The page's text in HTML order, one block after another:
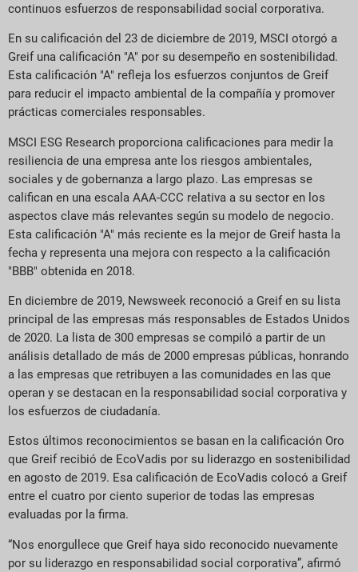
continuos esfuerzos de responsabilidad social corporativa.
En su calificación del 23 de diciembre de 2019, MSCI otorgó a
Greif una calificación "A" por su desempeño en sostenibilidad.
Esta calificación "A" refleja los esfuerzos conjuntos de Greif
para reducir el impacto ambiental de la compañía y promover
prácticas comerciales responsables.
MSCI ESG Research proporciona calificaciones para medir la
resiliencia de una empresa ante los riesgos ambientales,
sociales y de gobernanza a largo plazo. Las empresas se
califican en una escala AAA-CCC relativa a su sector en los
aspectos clave más relevantes según su modelo de negocio.
Esta calificación "A" más reciente es la mejor de Greif hasta la
fecha y representa una mejora con respecto a la calificación
"BBB" obtenida en 2018.
En diciembre de 2019, Newsweek reconoció a Greif en su lista
principal de las empresas más responsables de Estados Unidos
de 2020. La lista de 300 empresas se compiló a partir de un
análisis detallado de más de 2000 empresas públicas, honrando
a las empresas que retribuyen a las comunidades en las que
operan y se destacan en la responsabilidad social corporativa y
los esfuerzos de ciudadanía.
Estos últimos reconocimientos se basan en la calificación Oro
que Greif recibió de EcoVadis por su liderazgo en sostenibilidad
en agosto de 2019. Esa calificación de EcoVadis colocó a Greif
entre el cuatro por ciento superior de todas las empresas
evaluadas por la firma.
“Nos enorgullece que Greif haya sido reconocido nuevamente
por su liderazgo en responsabilidad social corporativa”, afirmó